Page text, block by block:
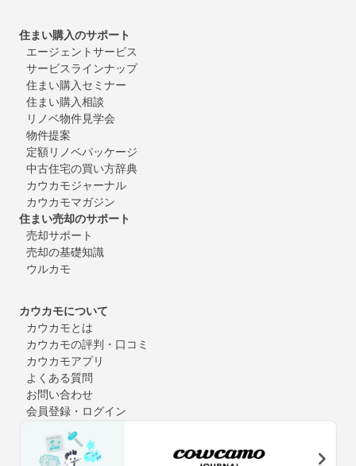
住まい購入のサポート
エージェントサービス
サービスラインナップ
住まい購入セミナー
住まい購入相談
リノベ物件見学会
物件提案
定額リノベパッケージ
中古住宅の買い方辞典
カウカモジャーナル
カウカモマガジン
住まい売却のサポート
売却サポート
売却の基礎知識
ウルカモ
カウカモについて
カウカモとは
カウカモの評判・口コミ
カウカモアプリ
よくある質問
お問い合わせ
会員登録・ログイン